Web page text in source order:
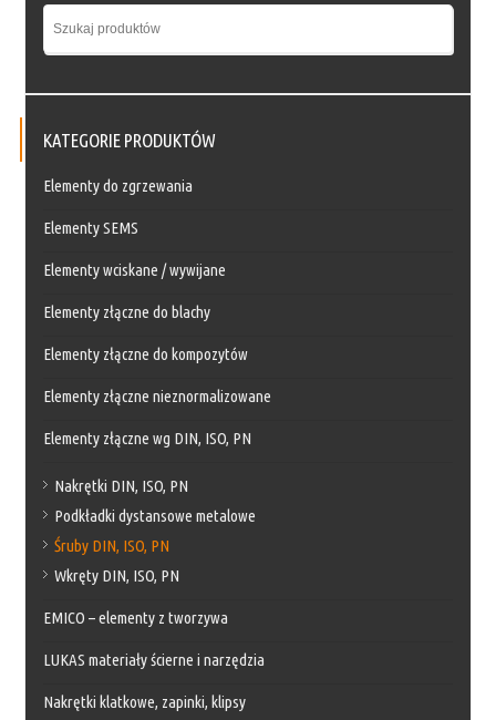
KATEGORIE PRODUKTÓW
Elementy do zgrzewania
Elementy SEMS
Elementy wciskane / wywijane
Elementy złączne do blachy
Elementy złączne do kompozytów
Elementy złączne nieznormalizowane
Elementy złączne wg DIN, ISO, PN
Nakrętki DIN, ISO, PN
Podkładki dystansowe metalowe
Śruby DIN, ISO, PN
Wkręty DIN, ISO, PN
EMICO – elementy z tworzywa
LUKAS materiały ścierne i narzędzia
Nakrętki klatkowe, zapinki, klipsy